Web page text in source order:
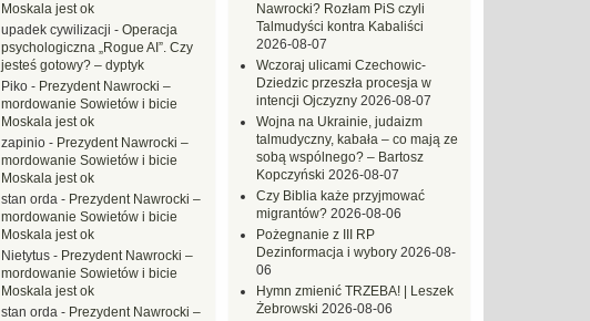
Nawrocki? Rozłam PiS czyli
Talmudyści kontra Kabaliści
2026-08-07
Wczoraj ulicami Czechowic-
Dziedzic przeszła procesja w
intencji Ojczyzny 2026-08-07
Wojna na Ukrainie, judaizm
talmudyczny, kabała – co mają ze
sobą wspólnego? – Bartosz
Kopczyński 2026-08-07
Czy Biblia każe przyjmować
migrantów? 2026-08-06
Pożegnanie z III RP
Dezinformacja i wybory 2026-08-
06
Hymn zmienić TRZEBA! | Leszek
Żebrowski 2026-08-06
Moskala jest ok
upadek cywilizacji - Operacja
psychologiczna „Rogue AI”. Czy
jesteś gotowy? – dyptyk
Piko - Prezydent Nawrocki –
mordowanie Sowietów i bicie
Moskala jest ok
zapinio - Prezydent Nawrocki –
mordowanie Sowietów i bicie
Moskala jest ok
stan orda - Prezydent Nawrocki –
mordowanie Sowietów i bicie
Moskala jest ok
Nietytus - Prezydent Nawrocki –
mordowanie Sowietów i bicie
Moskala jest ok
stan orda - Prezydent Nawrocki –